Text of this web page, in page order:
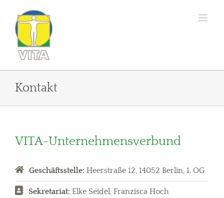
Inhalt
springen
Kontakt
VITA-Unternehmensverbund
Geschäftsstelle: Heerstraße 12, 14052 Berlin, 1. OG
Sekretariat: Elke Seidel, Franzisca Hoch